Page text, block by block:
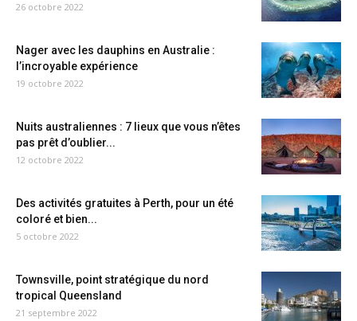
26 octobre 2022
Nager avec les dauphins en Australie :
l’incroyable expérience
19 octobre 2022
Nuits australiennes : 7 lieux que vous n’êtes
pas prêt d’oublier...
12 octobre 2022
Des activités gratuites à Perth, pour un été
coloré et bien...
5 octobre 2022
Townsville, point stratégique du nord
tropical Queensland
21 septembre 2022